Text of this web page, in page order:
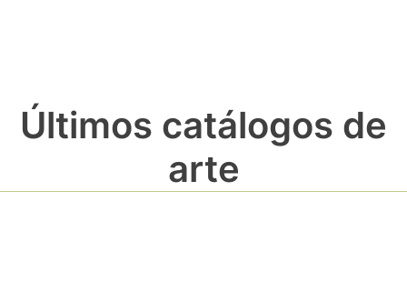
Últimos catálogos de
arte